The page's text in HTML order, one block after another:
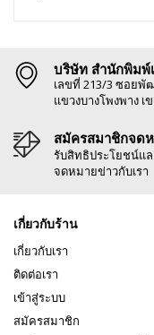
บริษัท สำนักพิมพ์
เลขที่ 213/3 ซอยพั
แขวงบางโพงพาง เ
สมัครสมาชิกจด
รับสิทธิประโยชน์แ
จดหมายข่าวกับเรา
เกี่ยวกับร้าน
เกี่ยวกับเรา
ติดต่อเรา
เข้าสู่ระบบ
สมัครสมาชิก